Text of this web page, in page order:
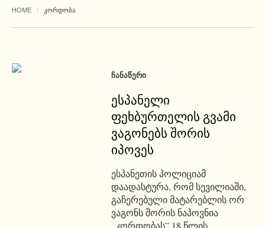
HOME ᲙᲝᲠᲓᲝᲑᲐ
ᲩᲐᲜᲐᲬᲔᲠᲘ
ესპანელი
ფეხბურთელის გვამი
ვაგონებს შორის
იპოვეს
ესპანეთის პოლიციამ
დაადასტურა, რომ სევილიაში,
გაჩერებული მატარებლის ორ
ვაგონს შორის ნაპოვნია
„კორდობას” 18 წლის